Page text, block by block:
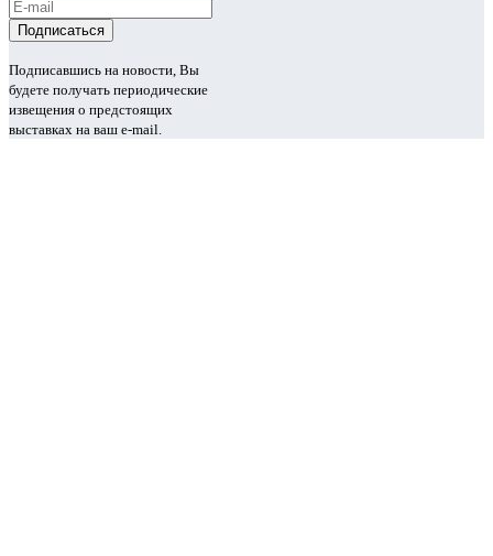
Подписавшись на новости, Вы
будете получать периодические
извещения о предстоящих
выставках на ваш e-mail.